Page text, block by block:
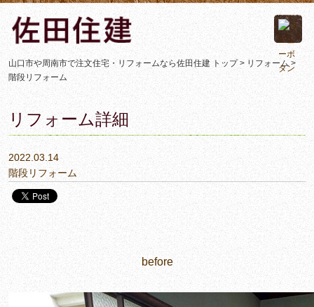
山口市や周南市で注文住宅・リフォームなら佐田住建 トップ > リフォーム>
階段リフォーム
リフォーム詳細
2022.03.14
階段リフォーム
before